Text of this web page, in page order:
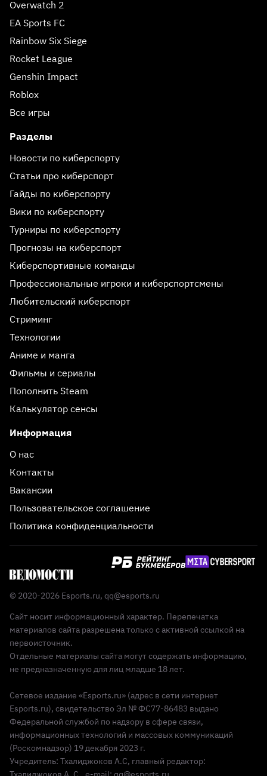
Overwatch 2
EA Sports FC
Rainbow Six Siege
Rocket League
Genshin Impact
Roblox
Все игры
Разделы
Новости по киберспорту
Статьи про киберспорт
Гайды по киберспорту
Вики по киберспорту
Турниры по киберспорту
Прогнозы на киберспорт
Киберспортивные команды
Профессиональные игроки и киберспортсмены
Любительский киберспорт
Стриминг
Технологии
Аниме и манга
Фильмы и сериалы
Пополнить Steam
Калькулятор сенсы
Информация
О нас
Контакты
Вакансии
Пользовательское соглашение
Политика конфиденциальности
© 2020-2026 Esports.ru, qq@esports.ru
Сайт носит информационный характер. Перепечатка
материалов сайта разрешена только с активной ссылкой на
первоисточник.
Отдельные материалы сайта могут содержать информацию,
не предназначенную для лиц младше 18 лет.
Сетевое издание «Esports.ru» (адрес в сети интернет
Esports.ru), свидетельство Эл № ФС77-86483 выдано
Федеральной службой по надзору в сфере связи,
информационных технологий и массовых коммуникаций
(Роскомнадзор) 19 декабря 2023 г.
Учредитель: Тхалиджоков А.С, главный редактор: